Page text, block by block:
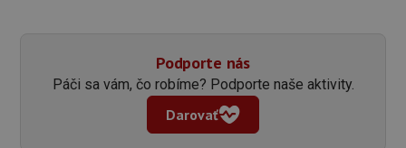
Podporte nás
Páči sa vám, čo robíme? Podporte naše aktivity.
Darovať